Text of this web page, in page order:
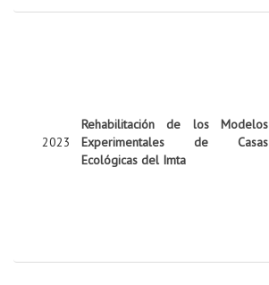
2023
Rehabilitación de los Modelos
Experimentales de Casas
Ecológicas del Imta